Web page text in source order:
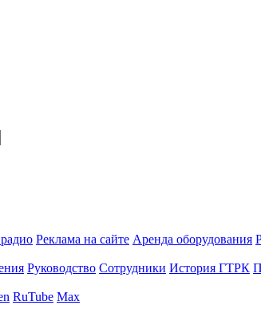
Реклама на сайте Аренда оборудования
Руководство Сотрудники История ГТРК
RuTube Max